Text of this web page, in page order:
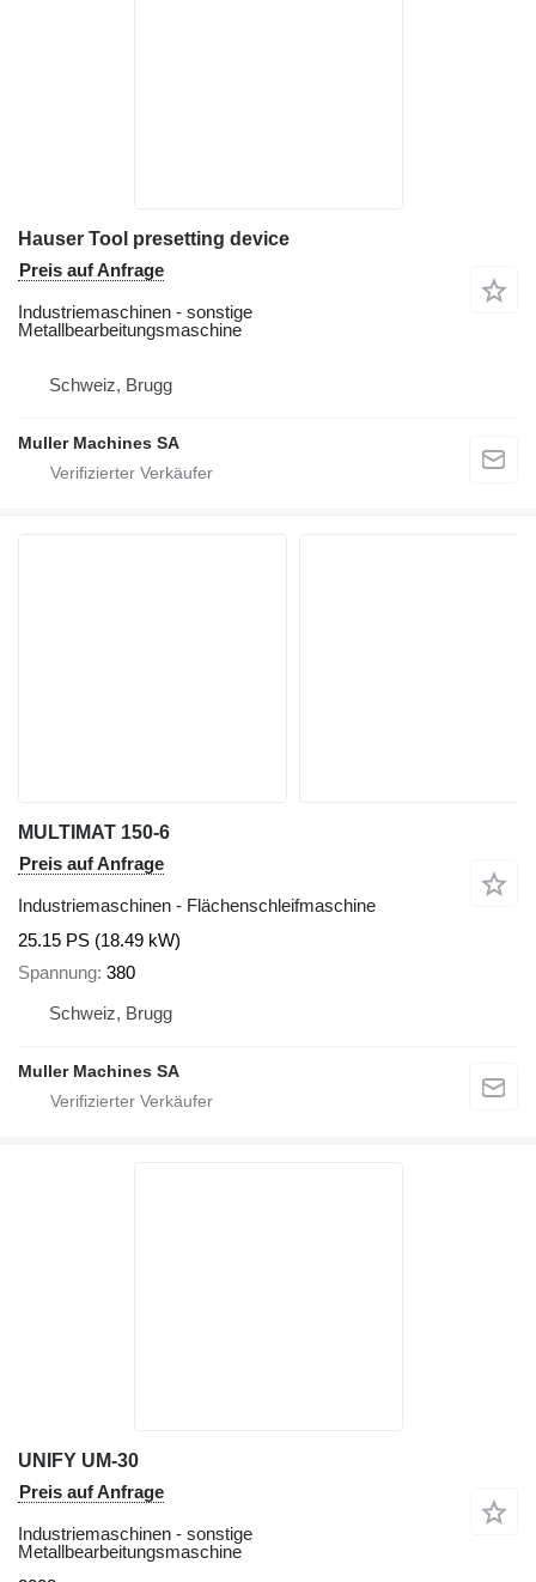
Hauser Tool presetting device
Preis auf Anfrage
Industriemaschinen - sonstige
Metallbearbeitungsmaschine
Schweiz, Brugg
Muller Machines SA
MULTIMAT 150-6
Preis auf Anfrage
Industriemaschinen - Flächenschleifmaschine
25.15 PS (18.49 kW)
Spannung 380
Schweiz, Brugg
Muller Machines SA
UNIFY UM-30
Preis auf Anfrage
Industriemaschinen - sonstige
Metallbearbeitungsmaschine